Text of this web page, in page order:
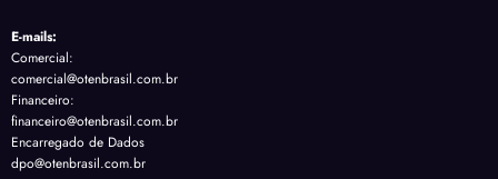
E-mails:
Comercial:
comercial@otenbrasil.com.br
Financeiro:
financeiro@otenbrasil.com.br
Encarregado de Dados
dpo@otenbrasil.com.br